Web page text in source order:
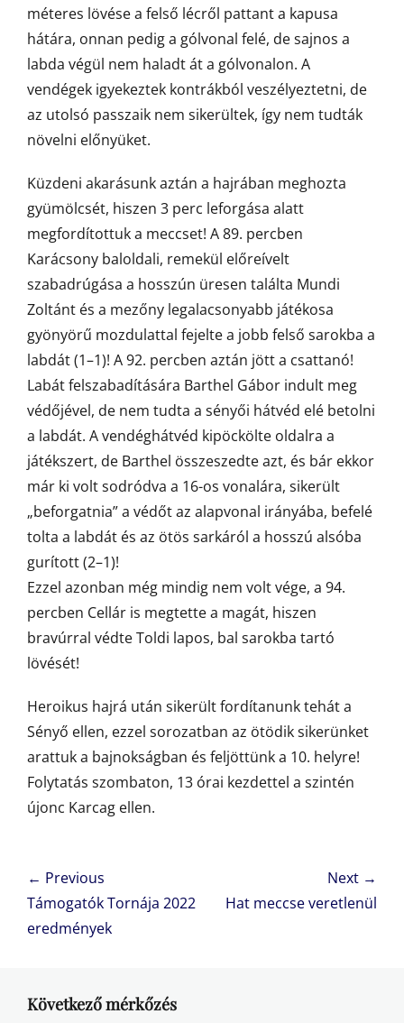
méteres lövése a felső lécről pattant a kapusa
hátára, onnan pedig a gólvonal felé, de sajnos a
labda végül nem haladt át a gólvonalon. A
vendégek igyekeztek kontrákból veszélyeztetni, de
az utolsó passzaik nem sikerültek, így nem tudták
növelni előnyüket.
Küzdeni akarásunk aztán a hajrában meghozta
gyümölcsét, hiszen 3 perc leforgása alatt
megfordítottuk a meccset! A 89. percben
Karácsony baloldali, remekül előreívelt
szabadrúgása a hosszún üresen találta Mundi
Zoltánt és a mezőny legalacsonyabb játékosa
gyönyörű mozdulattal fejelte a jobb felső sarokba a
labdát (1–1)! A 92. percben aztán jött a csattanó!
Labát felszabadítására Barthel Gábor indult meg
védőjével, de nem tudta a sényői hátvéd elé betolni
a labdát. A vendéghátvéd kipöckölte oldalra a
játékszert, de Barthel összeszedte azt, és bár ekkor
már ki volt sodródva a 16-os vonalára, sikerült
„beforgatnia” a védőt az alapvonal irányába, befelé
tolta a labdát és az ötös sarkáról a hosszú alsóba
gurított (2–1)!
Ezzel azonban még mindig nem volt vége, a 94.
percben Cellár is megtette a magát, hiszen
bravúrral védte Toldi lapos, bal sarokba tartó
lövését!
Heroikus hajrá után sikerült fordítanunk tehát a
Sényő ellen, ezzel sorozatban az ötödik sikerünket
arattuk a bajnokságban és feljöttünk a 10. helyre!
Folytatás szombaton, 13 órai kezdettel a szintén
újonc Karcag ellen.
Bejegyzés
navigáció
← Previous
Previous
post:
Támogatók Tornája 2022
eredmények
Next →
NextHat meccse veretlenül
Következő mérkőzés